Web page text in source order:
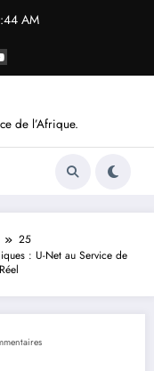
AM
de l’Afrique.
25
: U-Net au Service de